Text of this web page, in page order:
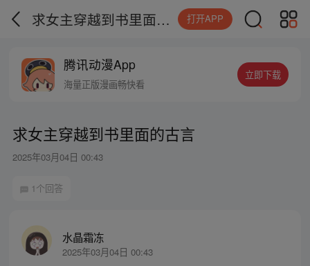
求女主穿越到书里面的古言 打开APP
腾讯动漫App
海量正版漫画畅快看
立即下载
求女主穿越到书里面的古言
2025年03月04日 00:43
1个回答
水晶霜冻
2025年03月04日 00:43